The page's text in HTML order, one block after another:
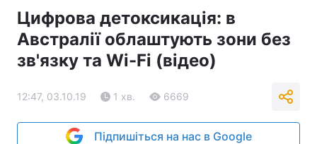
Цифрова детоксикація: в
Австралії облаштують зони без
зв'язку та Wi-Fi (відео)
12:47, 03.10.19 1 хв. 6669
Підпишіться на нас в Google